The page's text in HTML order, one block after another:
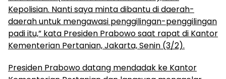
Kepolisian. Nanti saya minta dibantu di daerah-
daerah untuk mengawasi penggilingan-penggilingan
padi itu,” kata Presiden Prabowo saat rapat di Kantor
Kementerian Pertanian, Jakarta, Senin (3/2).
Presiden Prabowo datang mendadak ke Kantor